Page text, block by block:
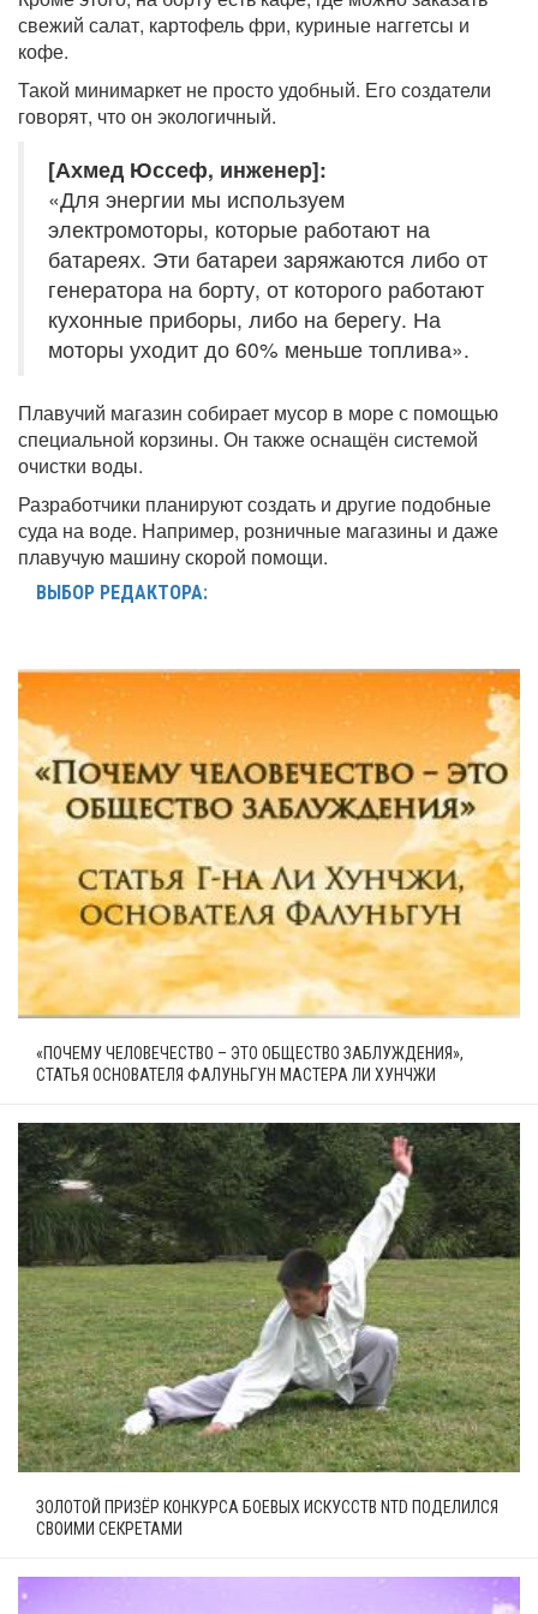
свежий салат, картофель фри, куриные наггетсы и
кофе.
Такой минимаркет не просто удобный. Его создатели
говорят, что он экологичный.
[Ахмед Юссеф, инженер]:
«Для энергии мы используем
электромоторы, которые работают на
батареях. Эти батареи заряжаются либо от
генератора на борту, от которого работают
кухонные приборы, либо на берегу. На
моторы уходит до 60% меньше топлива».
Плавучий магазин собирает мусор в море с помощью
специальной корзины. Он также оснащён системой
очистки воды.
Разработчики планируют создать и другие подобные
суда на воде. Например, розничные магазины и даже
плавучую машину скорой помощи.
ВЫБОР РЕДАКТОРА:
«ПОЧЕМУ ЧЕЛОВЕЧЕСТВО – ЭТО ОБЩЕСТВО ЗАБЛУЖДЕНИЯ»,
СТАТЬЯ ОСНОВАТЕЛЯ ФАЛУНЬГУН МАСТЕРА ЛИ ХУНЧЖИ
ЗОЛОТОЙ ПРИЗЁР КОНКУРСА БОЕВЫХ ИСКУССТВ NTD ПОДЕЛИЛСЯ
СВОИМИ СЕКРЕТАМИ